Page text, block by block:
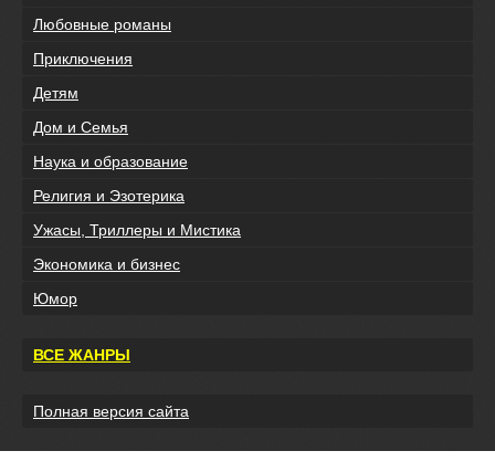
Любовные романы
Приключения
Детям
Дом и Семья
Наука и образование
Религия и Эзотерика
Ужасы, Триллеры и Мистика
Экономика и бизнес
Юмор
ВСЕ ЖАНРЫ
Полная версия сайта